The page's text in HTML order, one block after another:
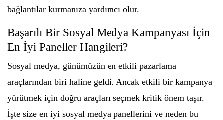
bağlantılar kurmanıza yardımcı olur.
Başarılı Bir Sosyal Medya Kampanyası İçin
En İyi Paneller Hangileri?
Sosyal medya, günümüzün en etkili pazarlama
araçlarından biri haline geldi. Ancak etkili bir kampanya
yürütmek için doğru araçları seçmek kritik önem taşır.
İşte size en iyi sosyal medya panellerini ve neden bu